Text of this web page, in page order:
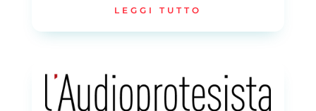
LEGGI TUTTO